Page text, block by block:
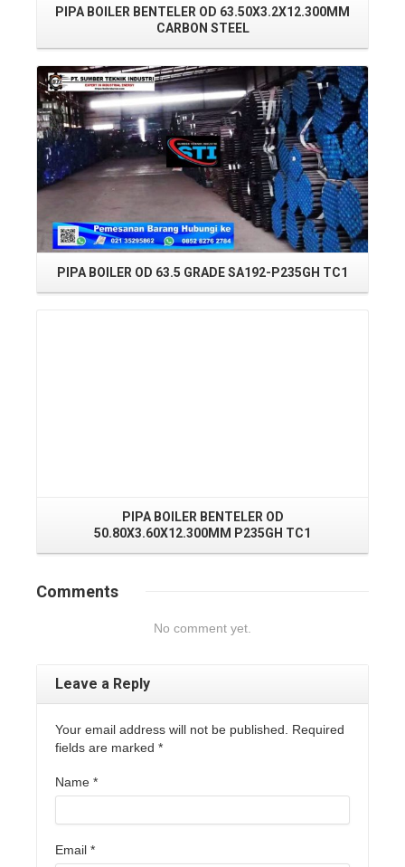
PIPA BOILER BENTELER OD 63.50X3.2X12.300MM
CARBON STEEL
PIPA BOILER OD 63.5 GRADE SA192-P235GH TC1
PIPA BOILER BENTELER OD
50.80X3.60X12.300MM P235GH TC1
Comments
No comment yet.
Leave a Reply
Your email address will not be published. Required
fields are marked *
Name *
Email *